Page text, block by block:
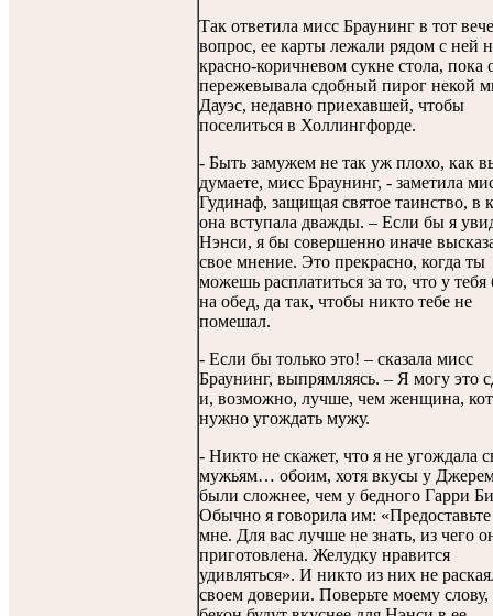
Так ответила мисс Браунинг в тот
вопрос, ее карты лежали рядом с ней
красно-коричневом сукне стола, пока
пережевывала сдобный пирог некой
Дауэс, недавно приехавшей, чтобы
поселиться в Холлингфорде.
- Быть замужем не так уж плохо, как
думаете, мисс Браунинг, - заметила
Гудинаф, защищая святое таинство, в
она вступала дважды. – Если бы я
Нэнси, я бы совершенно иначе
свое мнение. Это прекрасно, когда ты
можешь расплатиться за то, что у тебя
на обед, да так, чтобы никто тебе не
помешал.
- Если бы только это! – сказала мисс
Браунинг, выпрямляясь. – Я могу это
и, возможно, лучше, чем женщина,
нужно угождать мужу.
- Никто не скажет, что я не угождала
мужьям… обоим, хотя вкусы у
были сложнее, чем у бедного Гарри
Обычно я говорила им: «Предоставьте
мне. Для вас лучше не знать, из чего
приготовлена. Желудку нравится
удивляться». И никто из них не
своем доверии. Поверьте моему